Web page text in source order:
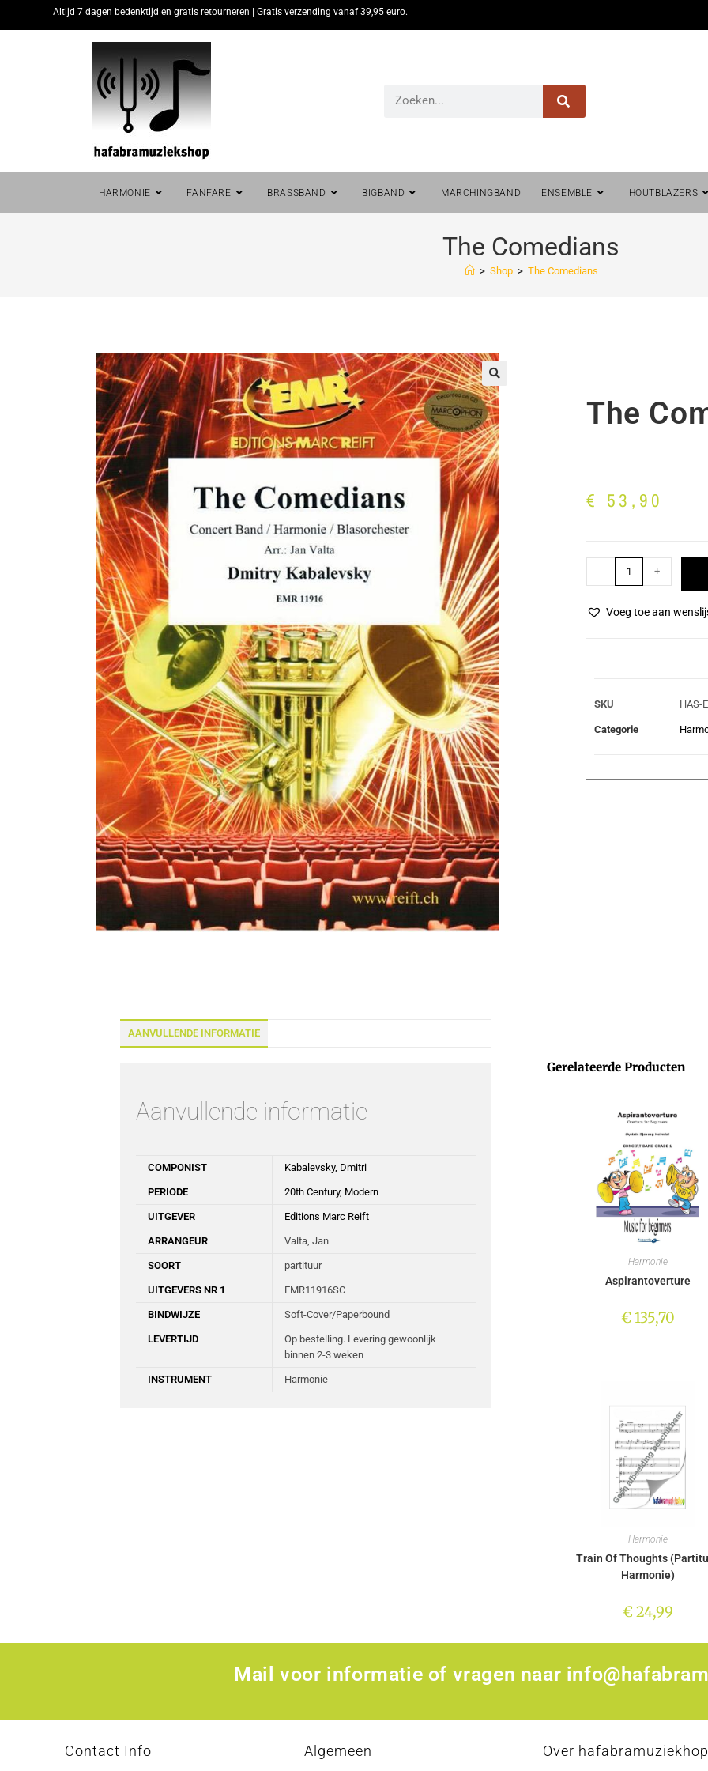
Altijd 7 dagen bedenktijd en gratis retourneren | Gratis verzending vanaf 39,95 euro.
HARMONIE FANFARE BRASSBAND BIGBAND MARCHINGBAND ENSEMBLE HOUTBLAZERS
The Comedians
> Shop > The Comedians
🔍 The
€ 53,90
- +
Voeg toe aan
SKU HAS-
Categorie
AANVULLENDE INFORMATIE
Aanvullende informatie
COMPONIST Kabalevsky, Dmitri
PERIODE 20th Century, Modern
UITGEVER Editions Marc Reift
ARRANGEUR Valta, Jan
SOORT partituur
UITGEVERS NR 1 EMR11916SC
BINDWIJZE Soft-Cover/Paperbound
LEVERTIJD
Op bestelling. Levering gewoonlijk
binnen 2-3 weken
INSTRUMENT Harmonie
Gerelateerde Producten
Harmonie
Aspirantoverture
€135,70
Harmonie
Train Of Thoughts
Harmonie)
€24,99
Mail voor informatie of vragen naar
Contact Info Algemeen Over hafabramuziekhop